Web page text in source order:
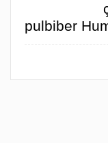
pulbiber